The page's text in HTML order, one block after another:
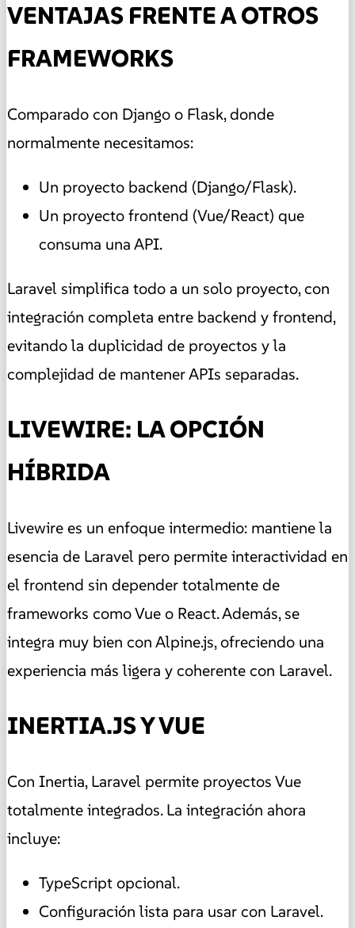
VENTAJAS FRENTE A OTROS
FRAMEWORKS
Comparado con Django o Flask, donde
normalmente necesitamos:
Un proyecto backend (Django/Flask).
Un proyecto frontend (Vue/React) que
consuma una API.
Laravel simplifica todo a un solo proyecto, con
integración completa entre backend y frontend,
evitando la duplicidad de proyectos y la
complejidad de mantener APIs separadas.
LIVEWIRE: LA OPCIÓN
HÍBRIDA
Livewire es un enfoque intermedio: mantiene la
esencia de Laravel pero permite interactividad en
el frontend sin depender totalmente de
frameworks como Vue o React. Además, se
integra muy bien con Alpine.js, ofreciendo una
experiencia más ligera y coherente con Laravel.
INERTIA.JS Y VUE
Con Inertia, Laravel permite proyectos Vue
totalmente integrados. La integración ahora
incluye:
TypeScript opcional.
Configuración lista para usar con Laravel.